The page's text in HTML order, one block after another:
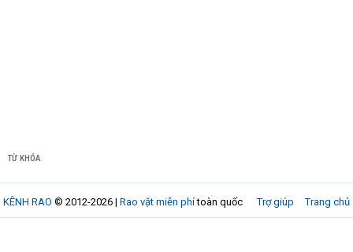
TỪ KHÓA
Trợ giúp Trang chủ
KÊNH RAO © 2012-2026 | Rao vặt miễn phítoàn quốc